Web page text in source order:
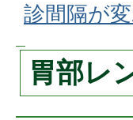
診間隔が
胃部レ